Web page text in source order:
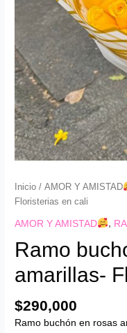
Inicio /AMOR Y AMISTAD
Floristerias en cali
AMOR Y AMISTAD ,
Ramo
amarillas-
$290,000
Ramo buchón en rosas